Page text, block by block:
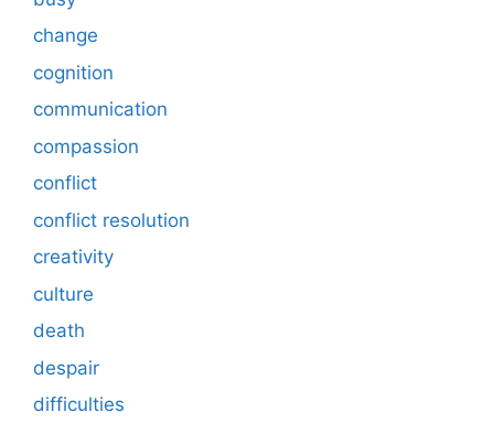
change
cognition
communication
compassion
conflict
conflict resolution
creativity
culture
death
despair
difficulties